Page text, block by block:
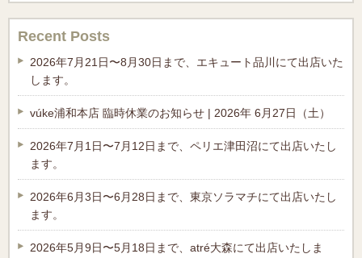
Recent Posts
2026年7月21日〜8月30日まで、エキュート品川にて出店いた
します。
vúke浦和本店 臨時休業のお知らせ | 2026年 6月27日（土）
2026年7月1日〜7月12日まで、ペリエ津田沼にて出店いたし
ます。
2026年6月3日〜6月28日まで、東京ソラマチにて出店いたし
ます。
2026年5月9日〜5月18日まで、atré大森にて出店いたしま